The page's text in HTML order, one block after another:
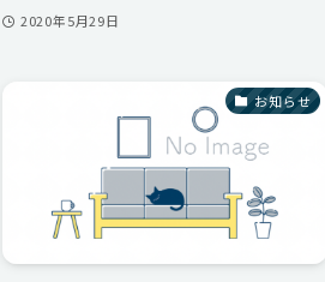
2020年5月29日
お知らせ